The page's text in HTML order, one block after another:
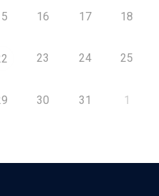
16 17 18
23 24 25
30 31 1